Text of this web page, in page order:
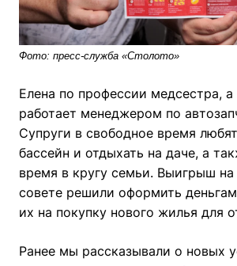
Фото: пресс-служба «Столото»
Елена по профессии медсестра, а
работает менеджером по
Супруги в свободное время
бассейн и отдыхать на даче, а
время в кругу семьи. Выигрыш
совете решили оформить
их на покупку нового жилья для
Ранее мы рассказывали о новых